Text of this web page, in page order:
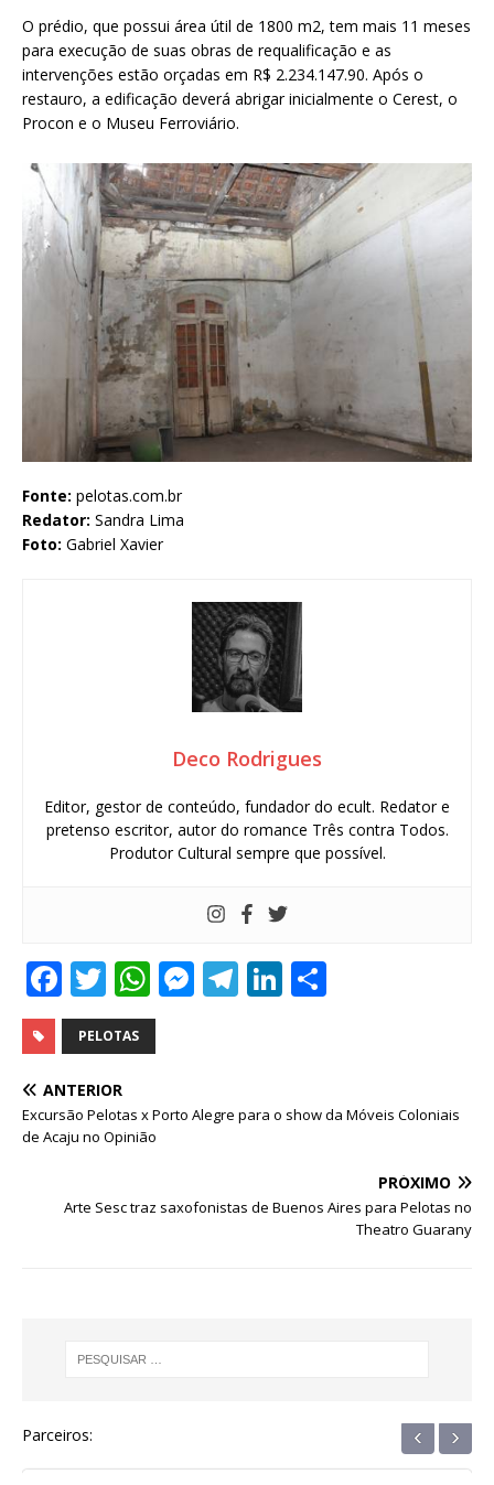
O prédio, que possui área útil de 1800 m2, tem mais 11 meses
para execução de suas obras de requalificação e as
intervenções estão orçadas em R$ 2.234.147.90. Após o
restauro, a edificação deverá abrigar inicialmente o Cerest, o
Procon e o Museu Ferroviário.
Fonte: pelotas.com.br
Redator: Sandra Lima
Foto: Gabriel Xavier
Deco Rodrigues
Editor, gestor de conteúdo, fundador do ecult. Redator e
pretenso escritor, autor do romance Três contra Todos.
Produtor Cultural sempre que possível.
F
a
c
e
b
o
o
k
T
w
it
te
r
W
h
at
A
p
M
n
e
r
T
ra
Li
dI
PELOTAS
ANTERIOR
Excursão Pelotas x Porto Alegre para o show da Móveis Coloniais
de Acaju no Opinião
PRÓXIMO
Arte Sesc traz saxofonistas de Buenos Aires para Pelotas no
Theatro Guarany
Parceiros: ‹ ›